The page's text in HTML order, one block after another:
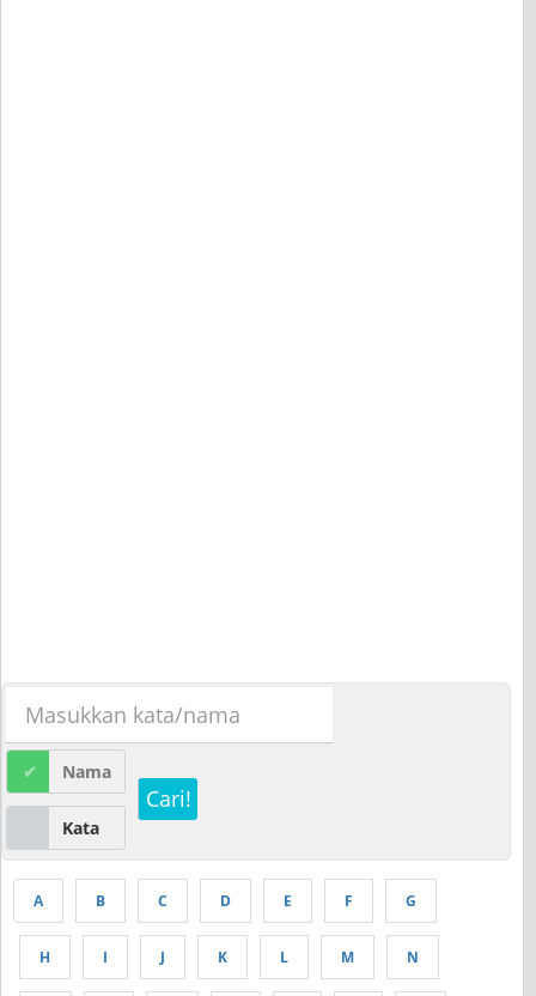
Nama
Kata
Cari!
A B C D E F G
H I J K L M N